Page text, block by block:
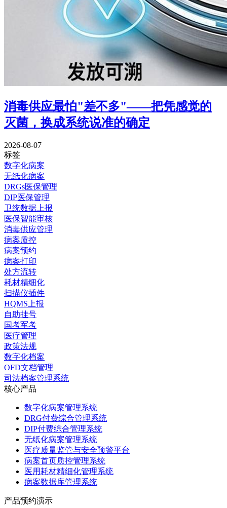
消毒供应最怕"差不多"——把凭感觉的
灭菌，换成系统说准的确定
2026-08-07
标签
数字化病案
无纸化病案
DRGs医保管理
DIP医保管理
卫统数据上报
医保智能审核
消毒供应管理
病案质控
病案预约
病案打印
处方流转
耗材精细化
扫描仪插件
HQMS上报
自助挂号
国考军考
医疗管理
政策法规
数字化档案
OFD文档管理
司法档案管理系统
核心产品
数字化病案管理系统
DRG付费综合管理系统
DIP付费综合管理系统
无纸化病案管理系统
医疗质量监管与安全预警平台
病案首页质控管理系统
医用耗材精细化管理系统
病案数据库管理系统
产品预约演示